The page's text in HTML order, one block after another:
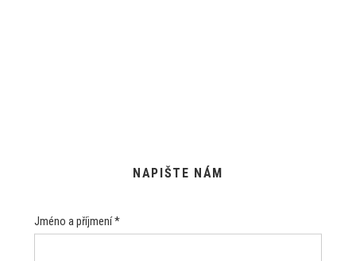
NAPIŠTE NÁM
Jméno a příjmení *